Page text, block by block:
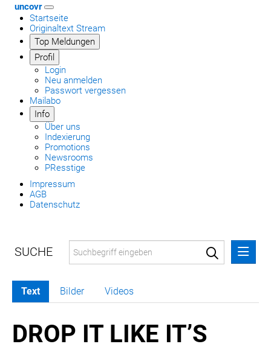
uncovr
Startseite
Originaltext Stream
Top Meldungen
Profil
Login
Neu anmelden
Passwort vergessen
Mailabo
Info
Über uns
Indexierung
Promotions
Newsrooms
PResstige
Impressum
AGB
Datenschutz
MELDUNGEN
SWORDFISH
Text Bilder Videos
DROP IT LIKE IT’S